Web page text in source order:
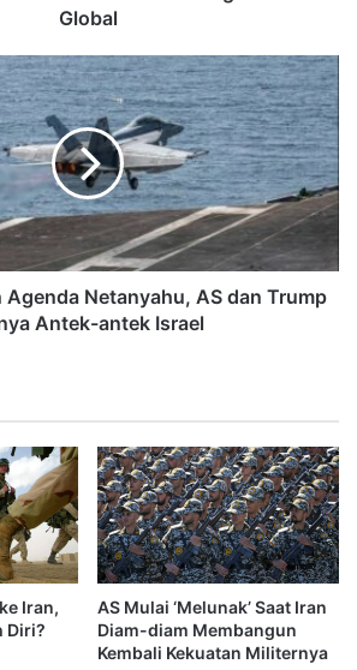
Global
Agenda Netanyahu, AS dan Trump
Antek-antek Israel
Iran,
Diri?
AS Mulai ‘Melunak’ Saat Iran
Diam-diam Membangun
Kembali Kekuatan Militernya